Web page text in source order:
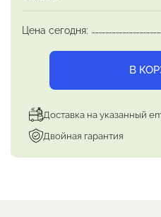
который
триггер. Якорь
Цена сегодня:
В
Доставка на указанный
Двойная гарантия